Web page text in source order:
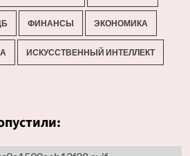
ФИНАНСЫ ЭКОНОМИКА
ИСКУССТВЕННЫЙ ИНТЕЛЛЕКТ